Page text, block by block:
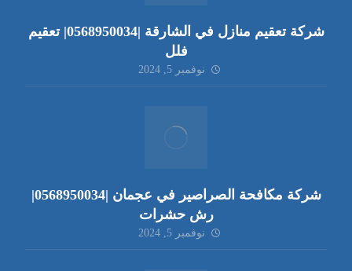
شركة تعقيم منازل في الشارقة |0568950034| تعقيم
فلل
نوفمبر 5, 2024
شركة مكافحة الصراصير في عجمان |0568950034|
رش حشرات
نوفمبر 5, 2024